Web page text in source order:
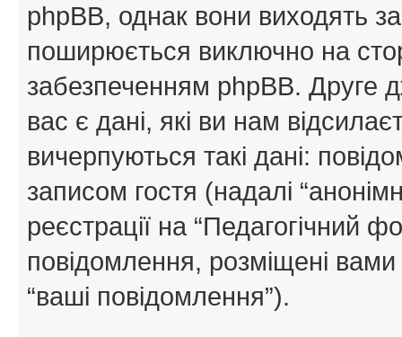
phpBB, однак вони виходять
поширюється виключно на
забезпеченням phpBB. Друге
вас є дані, які ви нам
вичерпуються такі дані:
записом гостя (надалі
реєстрації на “Педагогічний
повідомлення, розміщені вами
“ваші повідомлення”).